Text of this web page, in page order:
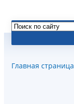
Главная страница